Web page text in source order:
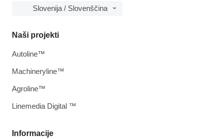
Slovenija / Slovenščina
Informacije
Naši projekti
Autoline™
Machineryline™
Agroline™
Linemedia Digital ™